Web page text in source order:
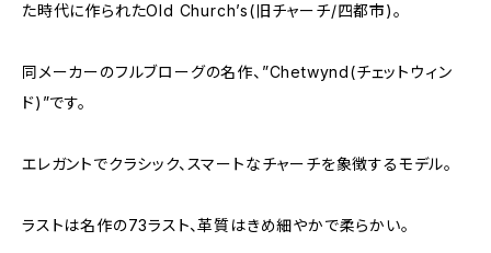
た時代に作られたOld Church’s(旧チャーチ/四都市)。
同メーカーのフルブローグの名作、”Chetwynd(チェットウィン
ド)”です。
エレガントでクラシック、スマートなチャーチを象徴するモデル。
ラストは名作の73ラスト、革質はきめ細やかで柔らかい。